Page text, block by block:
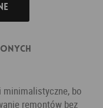
minimalistyczne, bo
remontów bez